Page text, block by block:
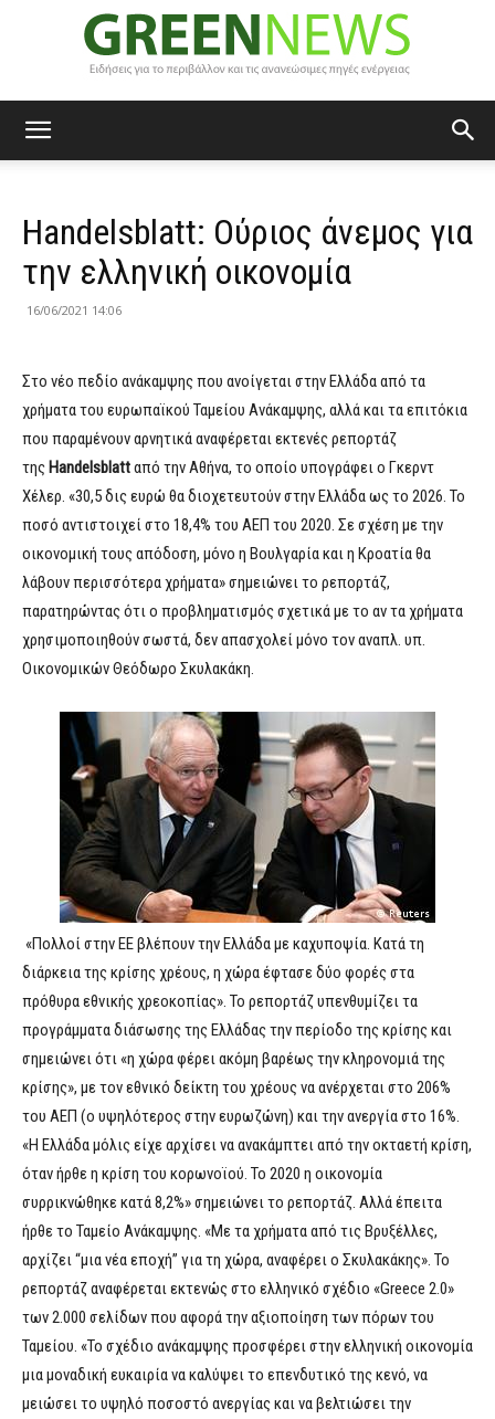
News
Handelsblatt: Ούριος άνεμος για
την ελληνική οικονομία
16/06/2021 14:06
Στο νέο πεδίο ανάκαμψης που ανοίγεται στην Ελλάδα από τα
χρήματα του ευρωπαϊκού Ταμείου Ανάκαμψης, αλλά και τα επιτόκια
που παραμένουν αρνητικά αναφέρεται εκτενές ρεπορτάζ
της Handelsblattαπό την Αθήνα, το οποίο υπογράφει ο Γκερντ
Χέλερ. «30,5 δις ευρώ θα διοχετευτούν στην Ελλάδα ως το 2026. Το
ποσό αντιστοιχεί στο 18,4% του ΑΕΠ του 2020. Σε σχέση με την
οικονομική τους απόδοση, μόνο η Βουλγαρία και η Κροατία θα
λάβουν περισσότερα χρήματα» σημειώνει το ρεπορτάζ,
παρατηρώντας ότι ο προβληματισμός σχετικά με το αν τα χρήματα
χρησιμοποιηθούν σωστά, δεν απασχολεί μόνο τον αναπλ. υπ.
Οικονομικών Θεόδωρο Σκυλακάκη.
«Πολλοί στην ΕΕ βλέπουν την Ελλάδα με καχυποψία. Κατά τη
διάρκεια της κρίσης χρέους, η χώρα έφτασε δύο φορές στα
πρόθυρα εθνικής χρεοκοπίας». Το ρεπορτάζ υπενθυμίζει τα
προγράμματα διάσωσης της Ελλάδας την περίοδο της κρίσης και
σημειώνει ότι «η χώρα φέρει ακόμη βαρέως την κληρονομιά της
κρίσης», με τον εθνικό δείκτη του χρέους να ανέρχεται στο 206%
του ΑΕΠ (ο υψηλότερος στην ευρωζώνη) και την ανεργία στο 16%.
«Η Ελλάδα μόλις είχε αρχίσει να ανακάμπτει από την οκταετή κρίση,
όταν ήρθε η κρίση του κορωνοϊού. Το 2020 η οικονομία
συρρικνώθηκε κατά 8,2%» σημειώνει το ρεπορτάζ. Αλλά έπειτα
ήρθε το Ταμείο Ανάκαμψης. «Με τα χρήματα από τις Βρυξέλλες,
αρχίζει “μια νέα εποχή” για τη χώρα, αναφέρει ο Σκυλακάκης». Το
ρεπορτάζ αναφέρεται εκτενώς στο ελληνικό σχέδιο «Greece 2.0»
των 2.000 σελίδων που αφορά την αξιοποίηση των πόρων του
Ταμείου. «Το σχέδιο ανάκαμψης προσφέρει στην ελληνική οικονομία
μια μοναδική ευκαιρία να καλύψει το επενδυτικό της κενό, να
μειώσει το υψηλό ποσοστό ανεργίας και να βελτιώσει την